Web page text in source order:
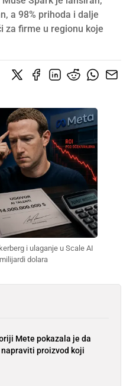
a 98% prihoda i dalje
za firme u regionu koje
i ulaganje u Scale AI
dolara
Mete pokazala je da
proizvod koji